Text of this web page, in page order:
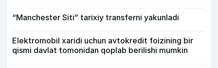
“Manchester Siti” tarixiy transferni yakunladi
Elektromobil xaridi uchun avtokredit foizining bir
qismi davlat tomonidan qoplab berilishi mumkin